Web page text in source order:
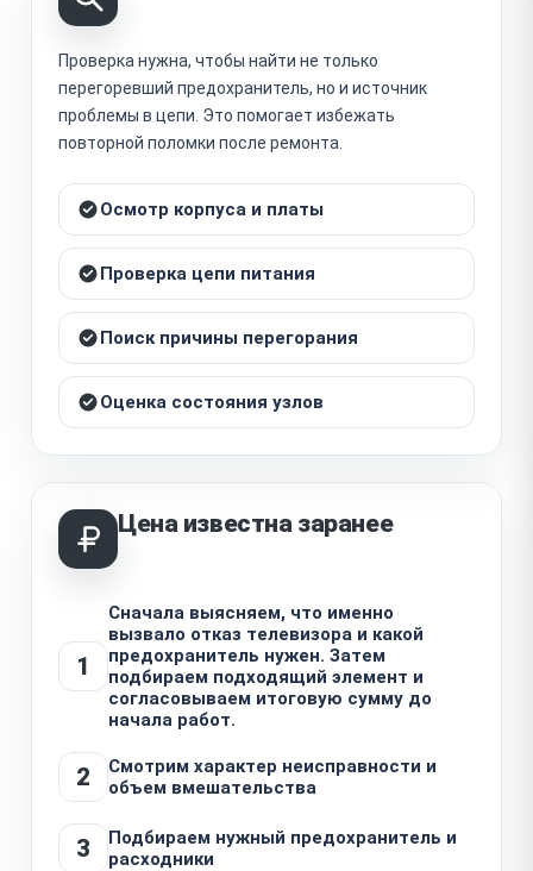
Проверка нужна, чтобы найти не только
перегоревший предохранитель, но и источник
проблемы в цепи. Это помогает избежать
повторной поломки после ремонта.
Осмотр корпуса и платы
Проверка цепи питания
Поиск причины перегорания
Оценка состояния узлов
Цена известна заранее
1
Сначала выясняем, что именно
вызвало отказ телевизора и какой
предохранитель нужен. Затем
подбираем подходящий элемент и
согласовываем итоговую сумму до
начала работ.
2
Смотрим характер неисправности и
объем вмешательства
3
Подбираем нужный предохранитель и
расходники